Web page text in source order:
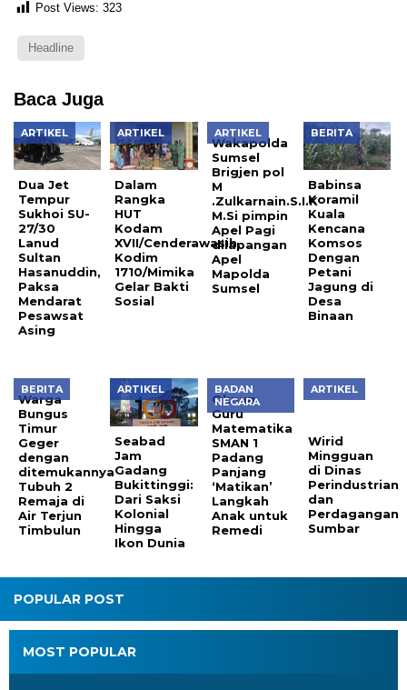
Post Views: 323
Headline
Baca Juga
ARTIKEL
Dua Jet
Tempur
Sukhoi SU-
27/30
Lanud
Sultan
Hasanuddin,
Paksa
Mendarat
Pesawsat
Asing
ARTIKEL
Dalam
Rangka
HUT
Kodam
XVII/Cenderawasih,
Kodim
1710/Mimika
Gelar Bakti
Sosial
ARTIKEL
Wakapolda
Sumsel
Brigjen pol
M
.Zulkarnain.S.I.K
M.Si pimpin
Apel Pagi
dilapangan
Apel
Mapolda
Sumsel
BERITA
Babinsa
Koramil
Kuala
Kencana
Komsos
Dengan
Petani
Jagung di
Desa
Binaan
BERITA
Warga
Bungus
Timur
Geger
dengan
ditemukannya
Tubuh 2
Remaja di
Air Terjun
Timbulun
ARTIKEL
Seabad
Jam
Gadang
Bukittinggi:
Dari Saksi
Kolonial
Hingga
Ikon Dunia
BADAN
NEGARA
Oknum
Guru
Matematika
SMAN 1
Padang
Panjang
‘Matikan’
Langkah
Anak untuk
Remedi
ARTIKEL
Wirid
Perindustrian
dan
Perdagangan
Sumbar
POPULAR POST
MOST POPULAR